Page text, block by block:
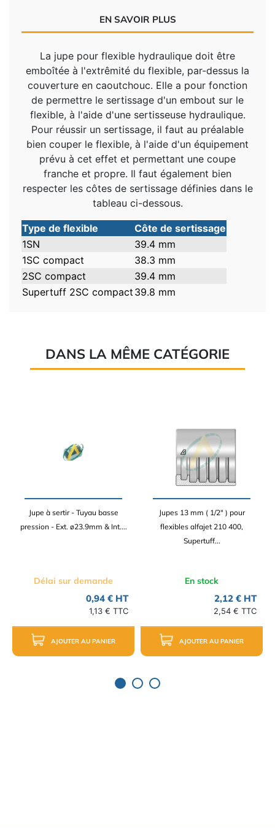
EN SAVOIR PLUS
La jupe pour flexible hydraulique doit être
emboîtée à l'extrêmité du flexible, par-dessus la
couverture en caoutchouc. Elle a pour fonction
de permettre le sertissage d'un embout sur le
flexible, à l'aide d'une sertisseuse hydraulique.
Pour réussir un sertissage, il faut au préalable
bien couper le flexible, à l'aide d'un équipement
prévu à cet effet et permettant une coupe
franche et propre. Il faut également bien
respecter les côtes de sertissage définies dans le
tableau ci-dessous.
Type de flexible
Côte de sertissage
1SN
39.4 mm
1SC compact
38.3 mm
2SC compact
39.4 mm
Supertuff 2SC compact 39.8 mm
DANS LA MÊME CATÉGORIE
Jupe à sertir - Tuyau basse
pression - Ext. ø23.9mm & Int....
Délai sur demande
0,94 € HT
1,13 € TTC
AJOUTER AU PANIER
Jupes 13 mm ( 1/2" ) pour
flexibles alfajet 210 400,
Supertuff...
En stock
2,12 € HT
2,54 € TTC
AJOUTER AU PANIER